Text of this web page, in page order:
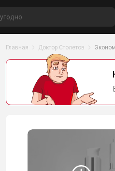
Главная Доктор Столетов